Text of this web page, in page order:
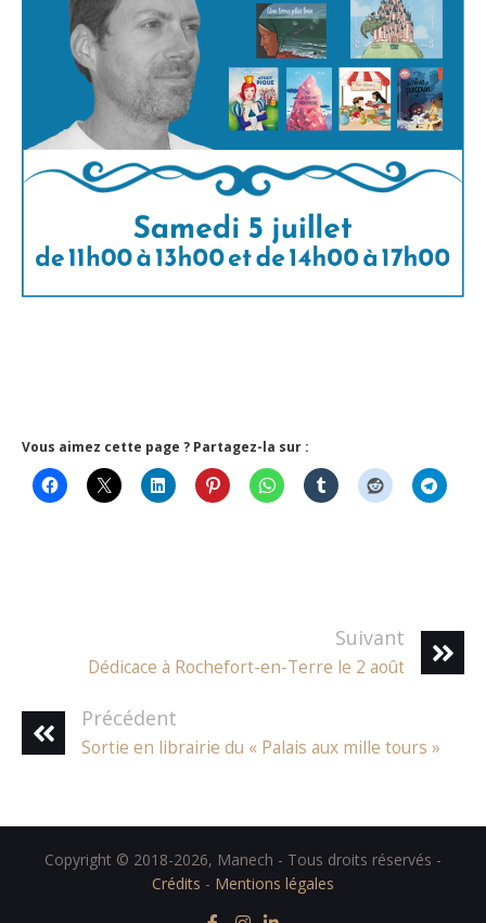
Vous aimez cette page ? Partagez-la sur :
Suivant
Dédicace à Rochefort-en-Terre le 2 août
Précédent
Sortie en librairie du « Palais aux mille tours »
Copyright © 2018-2026, Manech - Tous droits réservés -
Crédits - Mentions légales